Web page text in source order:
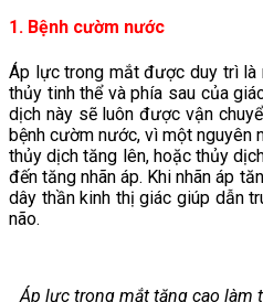
1. Bệnh cườm nước
Áp lực trong mắt được duy trì là
thủy tinh thể và phía sau của
dịch này sẽ luôn được vận
bệnh cườm nước, vì một nguyên
thủy dịch tăng lên, hoặc thủy
đến tăng nhãn áp. Khi nhãn áp
dây thần kinh thị giác giúp dẫn
não.
Áp lực trong mắt tăng cao làm